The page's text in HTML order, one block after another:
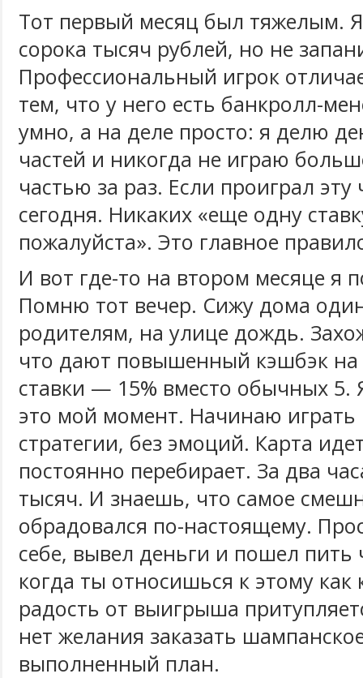
Тот первый месяц был тяжелым.
сорока тысяч рублей, но не
Профессиональный игрок
тем, что у него есть банкролл-
умно, а на деле просто: я делю
частей и никогда не играю
частью за раз. Если проиграл
сегодня. Никаких «еще одну
пожалуйста». Это главное
И вот где-то на втором месяце я
Помню тот вечер. Сижу дома
родителям, на улице дождь.
что дают повышенный кэшбэк
ставки — 15% вместо обычных 5.
это мой момент. Начинаю играть
стратегии, без эмоций. Карта
постоянно перебирает. За два
тысяч. И знаешь, что самое
обрадовался по-настоящему.
себе, вывел деньги и пошел пить
когда ты относишься к этому
радость от выигрыша
нет желания заказать
выполненный план.